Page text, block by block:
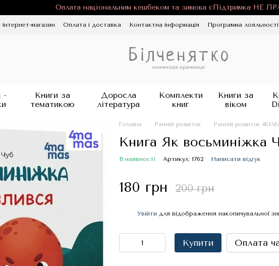
Оплата національним кешбеком та зимова єПідтримка НЕ
магазин Оплата і доставка Контактна інформація Программа лояльності
-
Книги за
тематикою
Доросла
література
Комплекти
книг
Книги за
віком
Головна Ранній розвиток Ранній розвиток
Книга Як восьминіжка
В наявності Артикул: 1762 Написати відгук
180 грн 200 грн
Увійти для відображення накопичувальної
Купити Оплата